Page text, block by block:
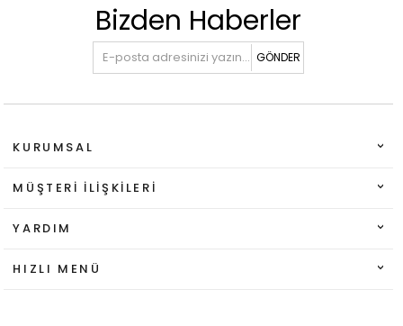
Bizden Haberler
GÖNDER
KURUMSAL
MÜŞTERI İLIŞKILERI
YARDIM
HIZLI MENÜ